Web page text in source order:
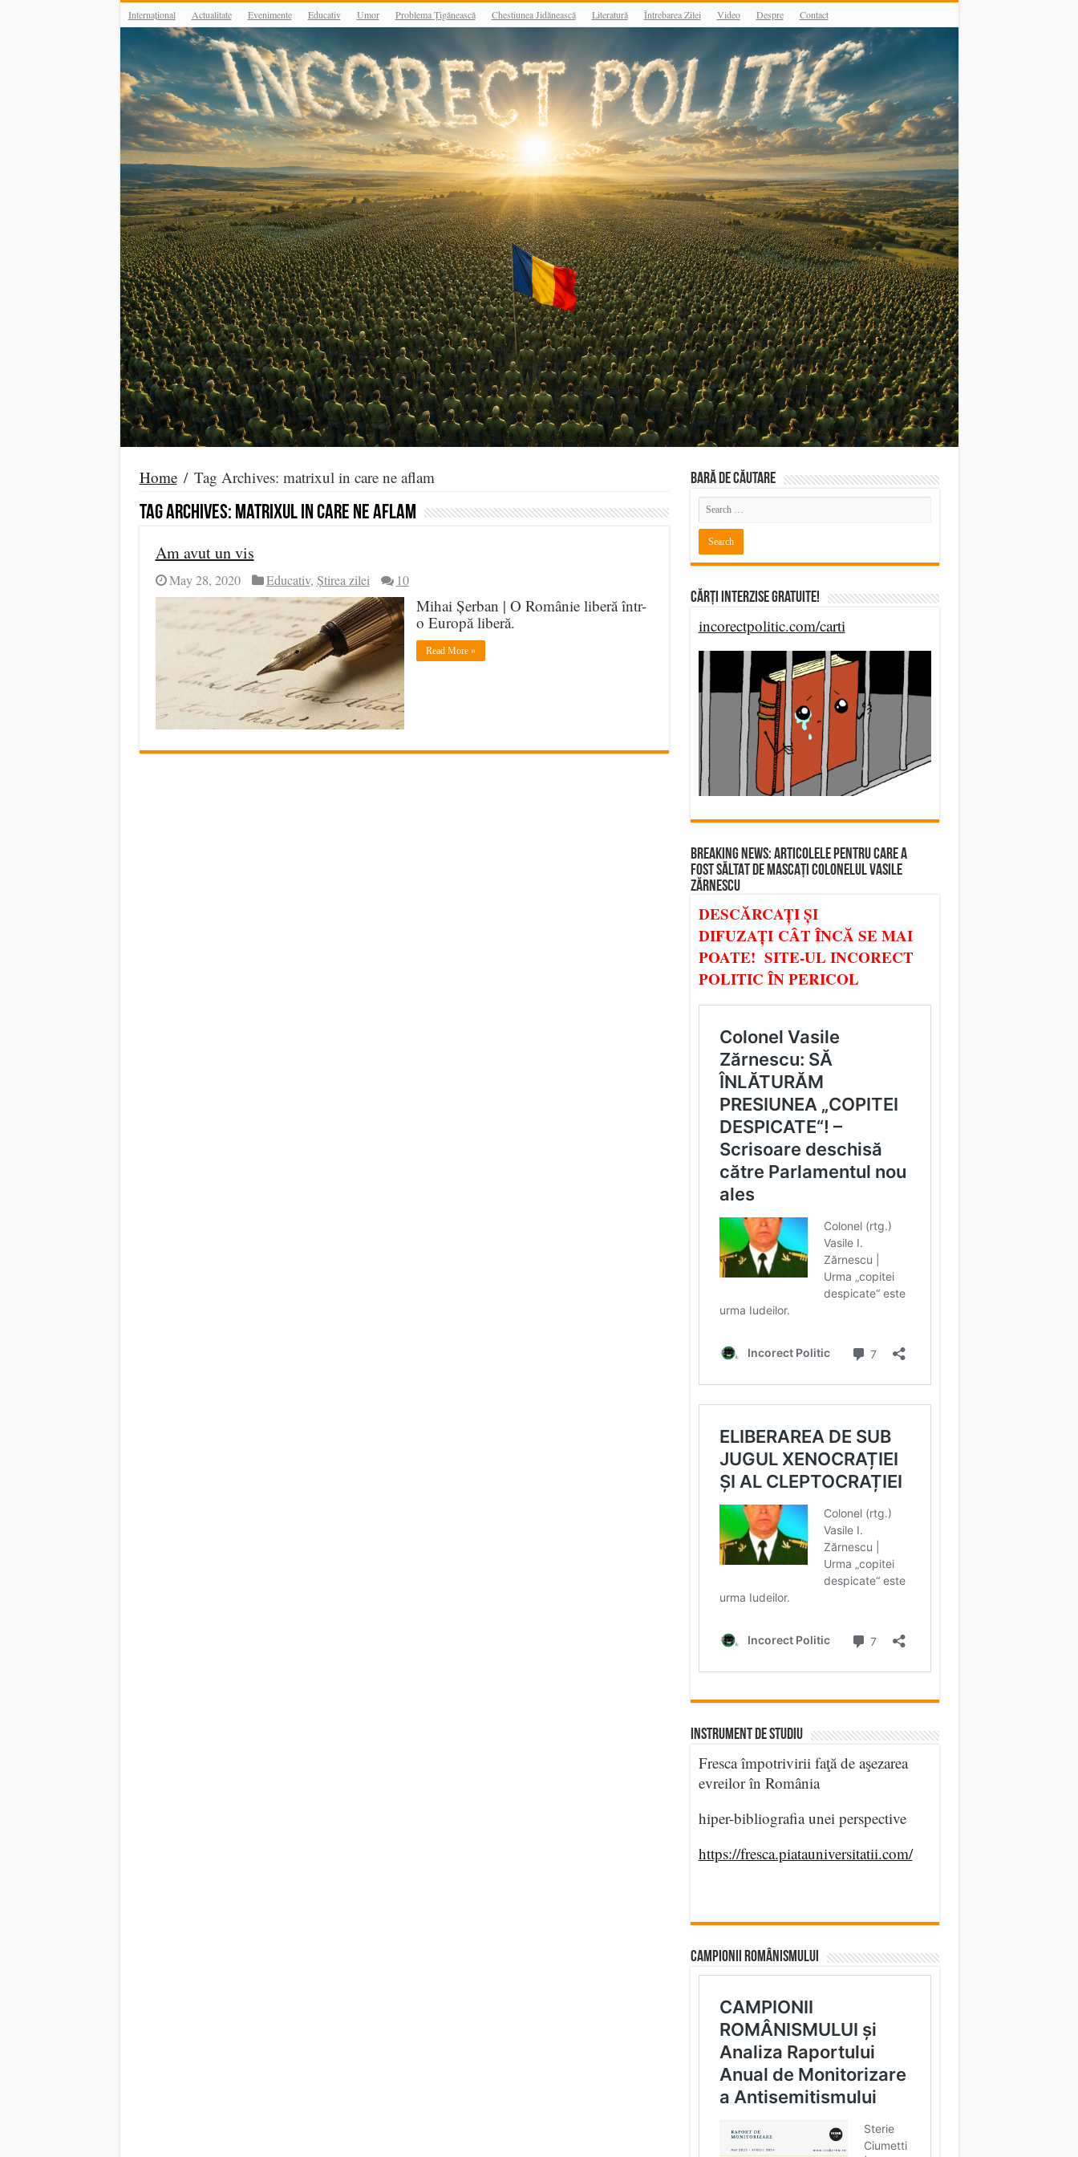
Internațional Actualitate Evenimente Educativ Umor Problema Țigănească Chestiunea Jidănească Literatură Întrebarea Zilei Video Despre Contact
Home / Tag Archives: matrixul in care ne aflam
Tag Archives: matrixul in care ne aflam
Am avut un vis
May 28, 2020 Educativ, Știrea zilei 10
Mihai Șerban | O Românie liberă într-
o Europă liberă.
Read More »
BARĂ DE CĂUTARE
Cărți Interzise Gratuite!
incorectpolitic.com/carti
BREAKING NEWS: ARTICOLELE PENTRU CARE A
FOST SĂLTAT DE MASCAȚI COLONELUL VASILE
ZĂRNESCU
DESCĂRCAȚI ȘI
DIFUZAȚI CÂT ÎNCĂ SE MAI
POATE! SITE-UL INCORECT
POLITIC ÎN PERICOL
INSTRUMENT DE STUDIU
Fresca împotrivirii faţă de aşezarea
evreilor în România
hiper-bibliografia unei perspective
https://fresca.piatauniversitatii.com/
CAMPIONII ROMÂNISMULUI